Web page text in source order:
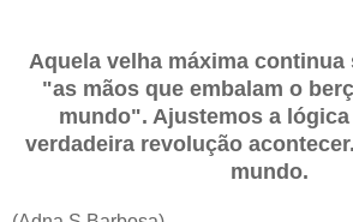
Aquela velha máxima continua
"as mãos que embalam o
mundo". Ajustemos a lógica
verdadeira revolução
mundo.